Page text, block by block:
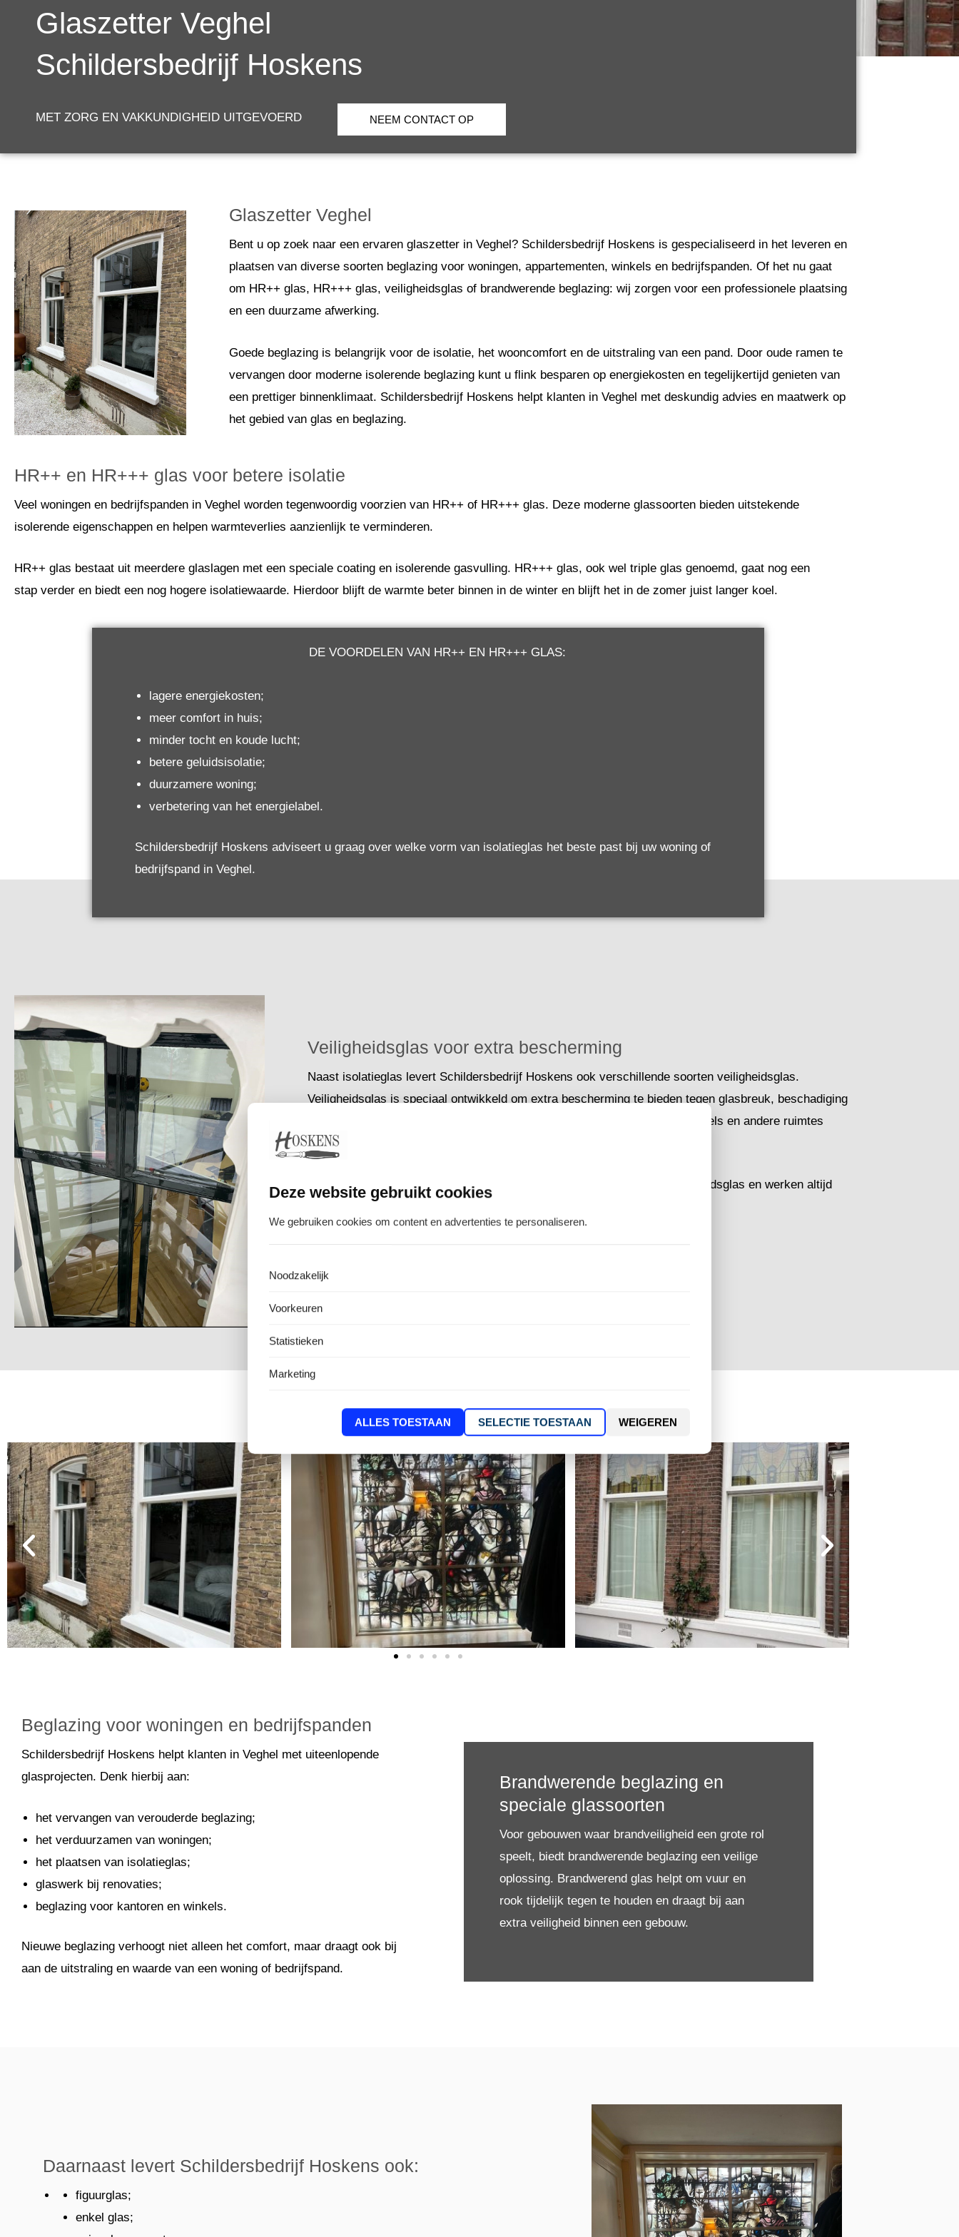
Glaszetter Veghel
Schildersbedrijf Hoskens
MET ZORG EN VAKKUNDIGHEID UITGEVOERD NEEM CONTACT OP
Glaszetter Veghel
Bent u op zoek naar een ervaren glaszetter in Veghel? Schildersbedrijf Hoskens is gespecialiseerd in het leveren en
plaatsen van diverse soorten beglazing voor woningen, appartementen, winkels en bedrijfspanden. Of het nu gaat
om HR++ glas, HR+++ glas, veiligheidsglas of brandwerende beglazing: wij zorgen voor een professionele plaatsing
en een duurzame afwerking.
Goede beglazing is belangrijk voor de isolatie, het wooncomfort en de uitstraling van een pand. Door oude ramen te
vervangen door moderne isolerende beglazing kunt u flink besparen op energiekosten en tegelijkertijd genieten van
een prettiger binnenklimaat. Schildersbedrijf Hoskens helpt klanten in Veghel met deskundig advies en maatwerk op
het gebied van glas en beglazing.
HR++ en HR+++ glas voor betere isolatie
Veel woningen en bedrijfspanden in Veghel worden tegenwoordig voorzien van HR++ of HR+++ glas. Deze moderne glassoorten bieden uitstekende
isolerende eigenschappen en helpen warmteverlies aanzienlijk te verminderen.
HR++ glas bestaat uit meerdere glaslagen met een speciale coating en isolerende gasvulling. HR+++ glas, ook wel triple glas genoemd, gaat nog een
stap verder en biedt een nog hogere isolatiewaarde. Hierdoor blijft de warmte beter binnen in de winter en blijft het in de zomer juist langer koel.
DE VOORDELEN VAN HR++ EN HR+++ GLAS:
lagere energiekosten;
meer comfort in huis;
minder tocht en koude lucht;
betere geluidsisolatie;
duurzamere woning;
verbetering van het energielabel.
Schildersbedrijf Hoskens adviseert u graag over welke vorm van isolatieglas het beste past bij uw woning of
bedrijfspand in Veghel.
Veiligheidsglas voor extra bescherming
Naast isolatieglas levert Schildersbedrijf Hoskens ook verschillende soorten veiligheidsglas.
Veiligheidsglas is speciaal ontwikkeld om extra bescherming te bieden tegen glasbreuk, beschadiging
of inbraak. Dit type glas wordt vaak toegepast in deuren, grote ramen, winkels en andere ruimtes
waar veiligheid belangrijk is.
Wij verzorgen zowel de levering als de professionele plaatsing van veiligheidsglas en werken altijd
Beglazing voor woningen en bedrijfspanden
Schildersbedrijf Hoskens helpt klanten in Veghel met uiteenlopende
glasprojecten. Denk hierbij aan:
het vervangen van verouderde beglazing;
het verduurzamen van woningen;
het plaatsen van isolatieglas;
glaswerk bij renovaties;
beglazing voor kantoren en winkels.
Nieuwe beglazing verhoogt niet alleen het comfort, maar draagt ook bij
aan de uitstraling en waarde van een woning of bedrijfspand.
Brandwerende beglazing en
speciale glassoorten
Voor gebouwen waar brandveiligheid een grote rol
speelt, biedt brandwerende beglazing een veilige
oplossing. Brandwerend glas helpt om vuur en
rook tijdelijk tegen te houden en draagt bij aan
extra veiligheid binnen een gebouw.
Daarnaast levert Schildersbedrijf Hoskens ook:
figuurglas;
enkel glas;
Deze website gebruikt cookies
We gebruiken cookies om content en advertenties te personaliseren.
Noodzakelijk
Voorkeuren
Statistieken
Marketing
ALLES TOESTAAN SELECTIE TOESTAAN WEIGEREN